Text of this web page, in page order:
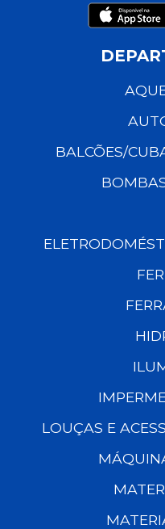
BALCÕES/
LOUÇAS E